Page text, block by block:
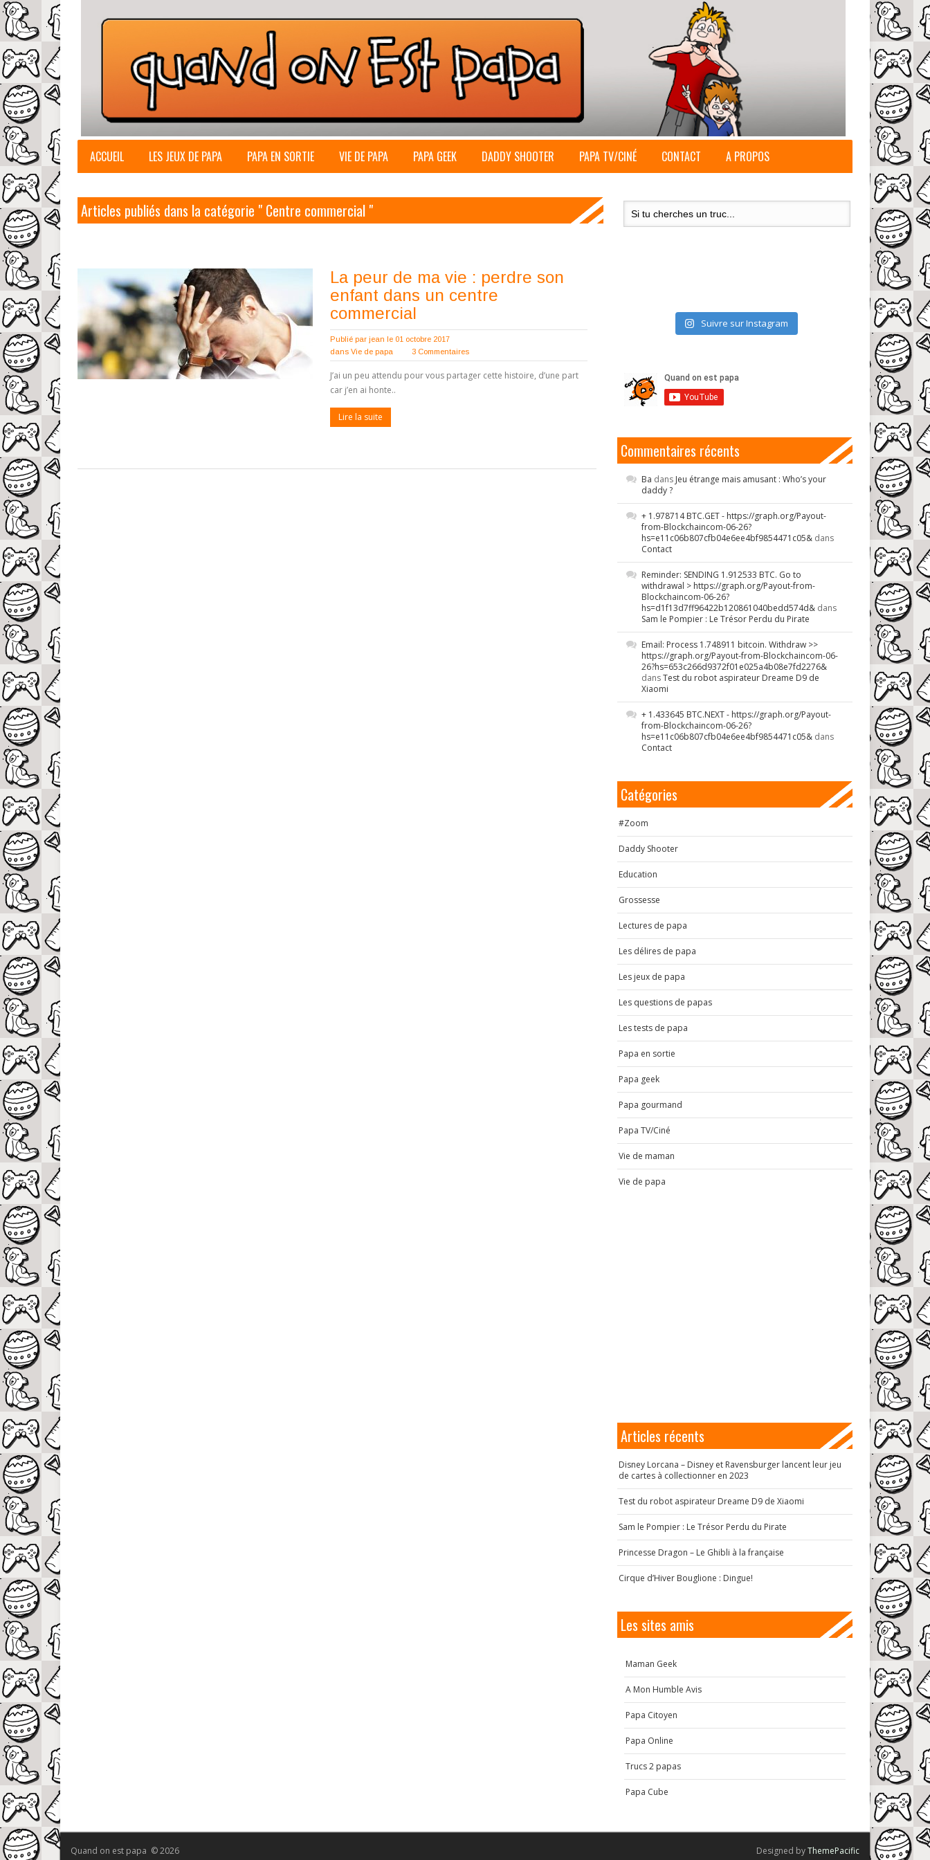
ACCUEIL LES JEUX DE PAPA PAPA EN SORTIE VIE DE PAPA PAPA GEEK DADDY SHOOTER PAPA TV/CINÉ CONTACT A PROPOS
Articles publiés dans la catégorie " Centre commercial "
La peur de ma vie : perdre son
enfant dans un centre
commercial
Publié par jean le 01 octobre 2017
dans Vie de papa 3 Commentaires
J’ai un peu attendu pour vous partager cette histoire, d’une part
car j’en ai honte..
Lire la suite
Suivre sur Instagram
Commentaires récents
Ba dans Jeu étrange mais amusant : Who’s your
daddy ?
+ 1.978714 BTC.GET - https://graph.org/Payout-
from-Blockchaincom-06-26?
hs=e11c06b807cfb04e6ee4bf9854471c05& dans
Contact
Reminder: SENDING 1.912533 BTC. Go to
withdrawal > https://graph.org/Payout-from-
Blockchaincom-06-26?
hs=d1f13d7ff96422b120861040bedd574d& dans
Sam le Pompier : Le Trésor Perdu du Pirate
Email: Process 1.748911 bitcoin. Withdraw >>
https://graph.org/Payout-from-Blockchaincom-06-
26?hs=653c266d9372f01e025a4b08e7fd2276&
dansTest du robot aspirateur Dreame D9 de
Xiaomi
+ 1.433645 BTC.NEXT - https://graph.org/Payout-
from-Blockchaincom-06-26?
hs=e11c06b807cfb04e6ee4bf9854471c05& dans
Contact
Catégories
#Zoom
Daddy Shooter
Education
Grossesse
Lectures de papa
Les délires de papa
Les jeux de papa
Les questions de papas
Les tests de papa
Papa en sortie
Papa geek
Papa gourmand
Papa TV/Ciné
Vie de maman
Vie de papa
Articles récents
Disney Lorcana – Disney et Ravensburger lancent leur jeu
de cartes à collectionner en 2023
Test du robot aspirateur Dreame D9 de Xiaomi
Sam le Pompier : Le Trésor Perdu du Pirate
Princesse Dragon – Le Ghibli à la française
Cirque d’Hiver Bouglione : Dingue!
Les sites amis
Maman Geek
A Mon Humble Avis
Papa Citoyen
Papa Online
Trucs 2 papas
Papa Cube
Quand on est papa © 2026 Designed byThemePacific